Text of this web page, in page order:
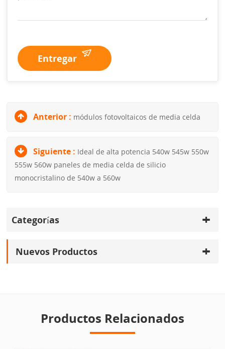
Entregar
Anterior : módulos fotovoltaicos de media celda
Siguiente : Ideal de alta potencia 540w 545w 550w
555w 560w paneles de media celda de silicio
monocristalino de 540w a 560w
Categorías
Nuevos Productos
Productos Relacionados